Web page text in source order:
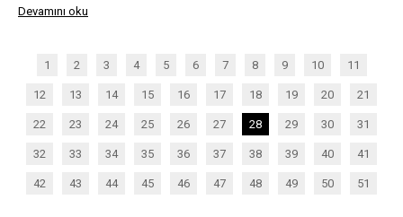
Devamını oku
1 2 3 4 5 6 7 8 9 10 11
12 13 14 15 16 17 18 19 20 21
22 23 24 25 26 27 28 29 30 31
32 33 34 35 36 37 38 39 40 41
42 43 44 45 46 47 48 49 50 51